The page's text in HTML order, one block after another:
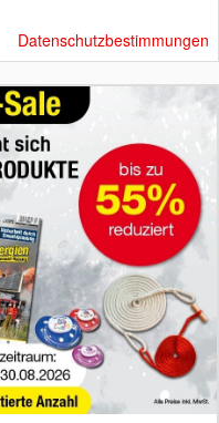
Datenschutzbestimmungen